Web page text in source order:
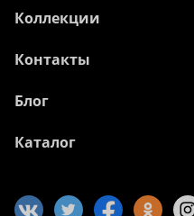
Коллекции
Контакты
Блог
Каталог